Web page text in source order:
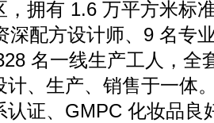
，拥有 1.6 万平方米标
深配方设计师、9 名专
名一线生产工人，全
计、生产、销售于一体
认证、GMPC 化妆品良